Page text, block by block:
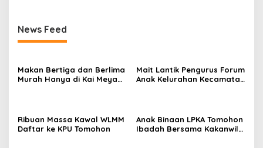
News Feed
Makan Bertiga dan Berlima
Murah Hanya di Kai Meya
Mait Lantik Pengurus Forum
Anak Kelurahan Kecamatan
Ribuan Massa Kawal WLMM
Daftar ke KPU Tomohon
Anak Binaan LPKA Tomohon
Ibadah Bersama Kakanwil